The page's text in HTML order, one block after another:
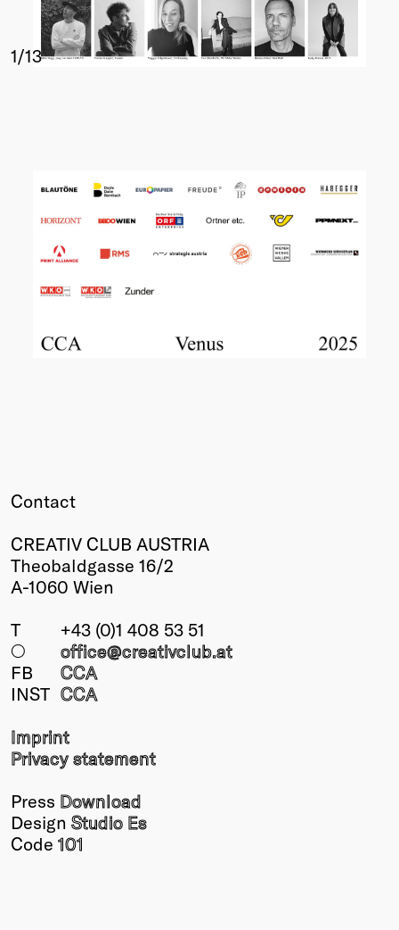
1/13
Contact
CREATIV CLUB AUSTRIA
Theobaldgasse 16/2
A-1060 Wien
T
+43 (0)1 408 53 51
○
office@creativclub.at
FB
CCA
INST CCA
Imprint
Privacy statement
Press Download
Design Studio Es
Code 101